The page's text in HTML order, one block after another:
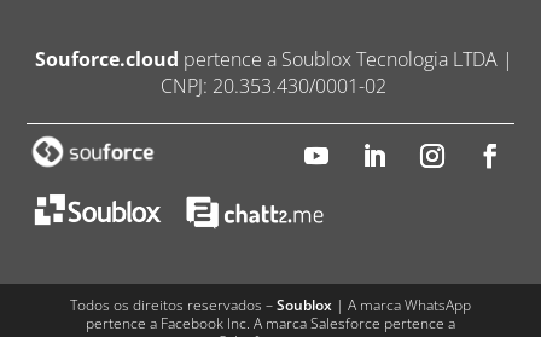
Souforce.cloud pertence a Soublox Tecnologia LTDA |
CNPJ: 20.353.430/0001-02
Todos os direitos reservados –Soublox| A marca WhatsApp
pertence a Facebook Inc. A marca Salesforce pertence a